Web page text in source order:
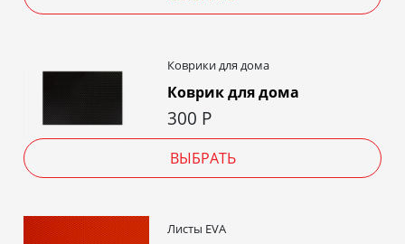
Коврики для дома
Коврик для дома
300 Р
ВЫБРАТЬ
Листы EVA